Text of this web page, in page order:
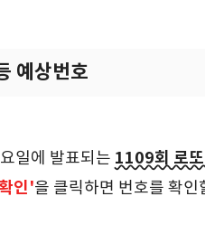
예상번호
일에 발표되는 1109회 로
인'을 클릭하면 번호를 확인